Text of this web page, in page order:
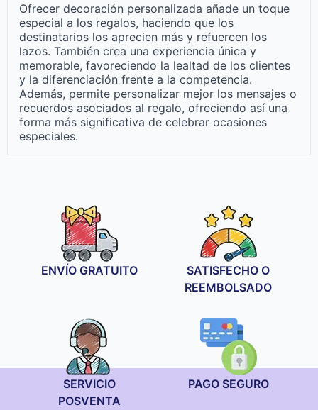
Ofrecer decoración personalizada añade un toque
especial a los regalos, haciendo que los
destinatarios los aprecien más y refuercen los
lazos. También crea una experiencia única y
memorable, favoreciendo la lealtad de los clientes
y la diferenciación frente a la competencia.
Además, permite personalizar mejor los mensajes o
recuerdos asociados al regalo, ofreciendo así una
forma más significativa de celebrar ocasiones
especiales.
ENVÍO GRATUITO
SATISFECHO O
REEMBOLSADO
SERVICIO
POSVENTA
PAGO SEGURO